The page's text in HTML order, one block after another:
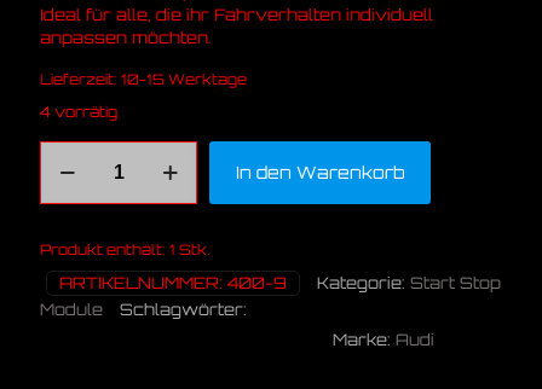
Ideal für alle, die ihr Fahrverhalten individuell
anpassen möchten.
Lieferzeit: 10-15 Werktage
4 vorrätig
A6
SSA
Menge
In den Warenkorb
Alternative:
Produkt enthält: 1 Stk.
ARTIKELNUMMER: 400-9 Kategorie: Start Stop
Module
Schlagwörter:
Marke: Audi